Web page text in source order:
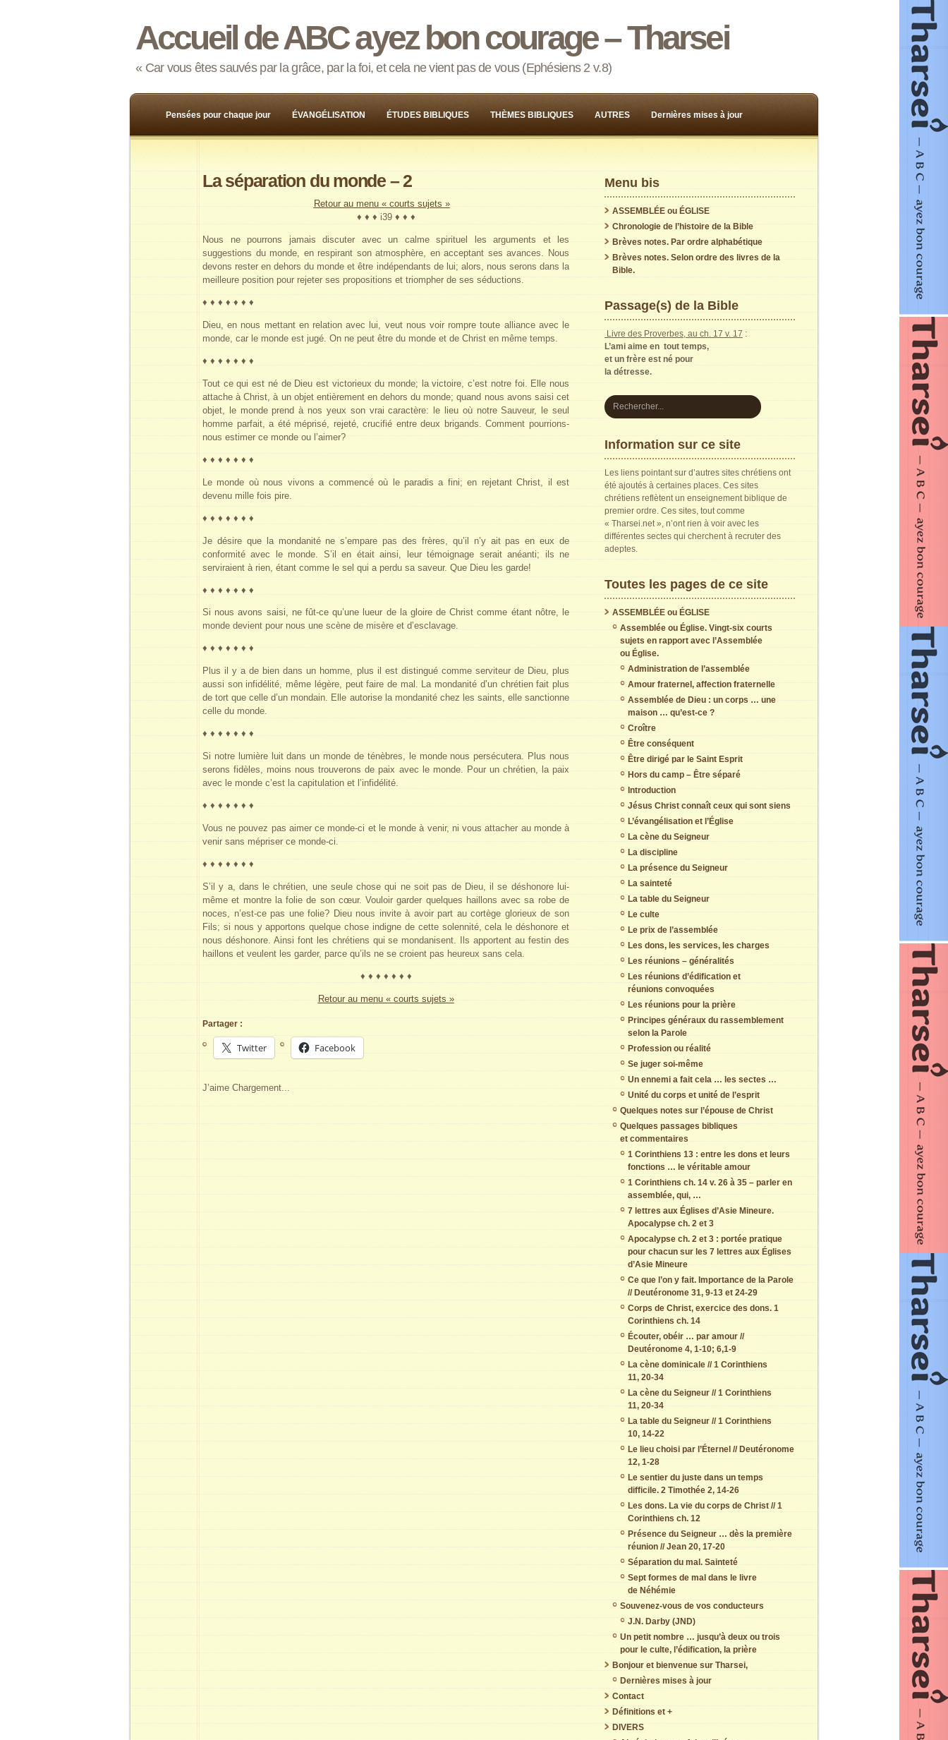
Accueil de ABC ayez bon courage – Tharsei
« Car vous êtes sauvés par la grâce, par la foi, et cela ne vient pas de vous (Ephésiens 2 v.8)
Pensées pour chaque jour ÉVANGÉLISATION ÉTUDES BIBLIQUES THÈMES BIBLIQUES AUTRES Dernières mises à jour
La séparation du monde – 2
Retour au menu « courts sujets »
♦ ♦ ♦ i39 ♦ ♦ ♦
Nous ne pourrons jamais discuter avec un calme spirituel les arguments et les
suggestions du monde, en respirant son atmosphère, en acceptant ses avances. Nous
devons rester en dehors du monde et être indépendants de lui; alors, nous serons dans la
meilleure position pour rejeter ses propositions et triompher de ses séductions.
♦ ♦ ♦ ♦ ♦ ♦ ♦
Dieu, en nous mettant en relation avec lui, veut nous voir rompre toute alliance avec le
monde, car le monde est jugé. On ne peut être du monde et de Christ en même temps.
♦ ♦ ♦ ♦ ♦ ♦ ♦
Tout ce qui est né de Dieu est victorieux du monde; la victoire, c’est notre foi. Elle nous
attache à Christ, à un objet entièrement en dehors du monde; quand nous avons saisi cet
objet, le monde prend à nos yeux son vrai caractère: le lieu où notre Sauveur, le seul
homme parfait, a été méprisé, rejeté, crucifié entre deux brigands. Comment pourrions-
nous estimer ce monde ou l’aimer?
♦ ♦ ♦ ♦ ♦ ♦ ♦
Le monde où nous vivons a commencé où le paradis a fini; en rejetant Christ, il est
devenu mille fois pire.
♦ ♦ ♦ ♦ ♦ ♦ ♦
Je désire que la mondanité ne s’empare pas des frères, qu’il n’y ait pas en eux de
conformité avec le monde. S’il en était ainsi, leur témoignage serait anéanti; ils ne
serviraient à rien, étant comme le sel qui a perdu sa saveur. Que Dieu les garde!
♦ ♦ ♦ ♦ ♦ ♦ ♦
Si nous avons saisi, ne fût-ce qu’une lueur de la gloire de Christ comme étant nôtre, le
monde devient pour nous une scène de misère et d’esclavage.
♦ ♦ ♦ ♦ ♦ ♦ ♦
Plus il y a de bien dans un homme, plus il est distingué comme serviteur de Dieu, plus
aussi son infidélité, même légère, peut faire de mal. La mondanité d’un chrétien fait plus
de tort que celle d’un mondain. Elle autorise la mondanité chez les saints, elle sanctionne
celle du monde.
♦ ♦ ♦ ♦ ♦ ♦ ♦
Si notre lumière luit dans un monde de ténèbres, le monde nous persécutera. Plus nous
serons fidèles, moins nous trouverons de paix avec le monde. Pour un chrétien, la paix
avec le monde c’est la capitulation et l’infidélité.
♦ ♦ ♦ ♦ ♦ ♦ ♦
Vous ne pouvez pas aimer ce monde-ci et le monde à venir, ni vous attacher au monde à
venir sans mépriser ce monde-ci.
♦ ♦ ♦ ♦ ♦ ♦ ♦
S’il y a, dans le chrétien, une seule chose qui ne soit pas de Dieu, il se déshonore lui-
même et montre la folie de son cœur. Vouloir garder quelques haillons avec sa robe de
noces, n’est-ce pas une folie? Dieu nous invite à avoir part au cortège glorieux de son
Fils; si nous y apportons quelque chose indigne de cette solennité, cela le déshonore et
nous déshonore. Ainsi font les chrétiens qui se mondanisent. Ils apportent au festin des
haillons et veulent les garder, parce qu’ils ne se croient pas heureux sans cela.
♦ ♦ ♦ ♦ ♦ ♦ ♦
Retour au menu « courts sujets »
Partager :
Twitter Facebook
J’aime Chargement...
Menu bis
ASSEMBLÉE ou ÉGLISE
Chronologie de l’histoire de la Bible
Brèves notes. Par ordre alphabétique
Brèves notes. Selon ordre des livres de la
Bible.
Passage(s) de la Bible
Livre des Proverbes, au ch. 17 v. 17 :
L’ami aime en tout temps,
et un frère est né pour
la détresse.
Information sur ce site
Les liens pointant sur d’autres sites chrétiens ont
été ajoutés à certaines places. Ces sites
chrétiens reflètent un enseignement biblique de
premier ordre. Ces sites, tout comme
« Tharsei.net », n’ont rien à voir avec les
différentes sectes qui cherchent à recruter des
adeptes.
Toutes les pages de ce site
ASSEMBLÉE ou ÉGLISE
Assemblée ou Église. Vingt-six courts
sujets en rapport avec l’Assemblée
ou Église.
Administration de l’assemblée
Amour fraternel, affection fraternelle
Assemblée de Dieu : un corps … une
maison … qu’est-ce ?
Croître
Être conséquent
Être dirigé par le Saint Esprit
Hors du camp – Être séparé
Introduction
Jésus Christ connaît ceux qui sont siens
L’évangélisation et l’Église
La cène du Seigneur
La discipline
La présence du Seigneur
La sainteté
La table du Seigneur
Le culte
Le prix de l’assemblée
Les dons, les services, les charges
Les réunions – généralités
Les réunions d’édification et
réunions convoquées
Les réunions pour la prière
Principes généraux du rassemblement
selon la Parole
Profession ou réalité
Se juger soi-même
Un ennemi a fait cela … les sectes …
Unité du corps et unité de l’esprit
Quelques notes sur l’épouse de Christ
Quelques passages bibliques
et commentaires
1 Corinthiens 13 : entre les dons et leurs
fonctions … le véritable amour
1 Corinthiens ch. 14 v. 26 à 35 – parler en
assemblée, qui, …
7 lettres aux Églises d’Asie Mineure.
Apocalypse ch. 2 et 3
Apocalypse ch. 2 et 3 : portée pratique
pour chacun sur les 7 lettres aux Églises
d’Asie Mineure
Ce que l’on y fait. Importance de la Parole
// Deutéronome 31, 9-13 et 24-29
Corps de Christ, exercice des dons. 1
Corinthiens ch. 14
Écouter, obéir … par amour //
Deutéronome 4, 1-10; 6,1-9
La cène dominicale // 1 Corinthiens
11, 20-34
La cène du Seigneur // 1 Corinthiens
11, 20-34
La table du Seigneur // 1 Corinthiens
10, 14-22
Le lieu choisi par l’Éternel // Deutéronome
12, 1-28
Le sentier du juste dans un temps
difficile. 2 Timothée 2, 14-26
Les dons. La vie du corps de Christ // 1
Corinthiens ch. 12
Présence du Seigneur … dès la première
réunion // Jean 20, 17-20
Séparation du mal. Sainteté
Sept formes de mal dans le livre
de Néhémie
Souvenez-vous de vos conducteurs
J.N. Darby (JND)
Un petit nombre … jusqu’à deux ou trois
pour le culte, l’édification, la prière
Bonjour et bienvenue sur Tharsei,
Dernières mises à jour
Contact
Définitions et +
DIVERS